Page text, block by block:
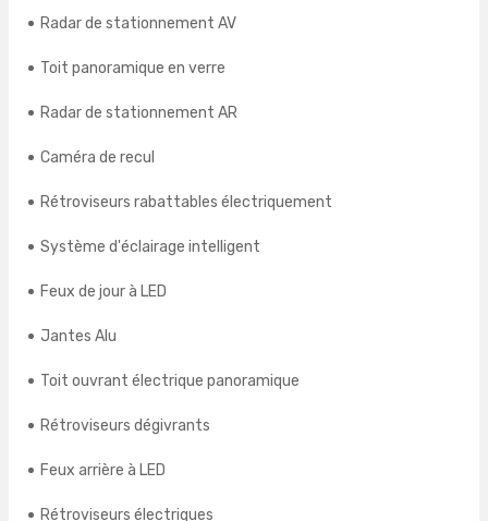
Radar de stationnement AV
Toit panoramique en verre
Radar de stationnement AR
Caméra de recul
Rétroviseurs rabattables électriquement
Système d'éclairage intelligent
Feux de jour à LED
Jantes Alu
Toit ouvrant électrique panoramique
Rétroviseurs dégivrants
Feux arrière à LED
Rétroviseurs électriques